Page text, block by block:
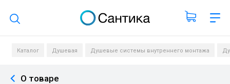
Поиск по каталогу
Каталог Душевая Душевые системы внутреннего монтажа
О товаре